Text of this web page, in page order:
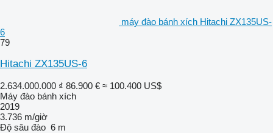
máy đào bánh xích Hitachi ZX135US-
6
79
Hitachi ZX135US-6
2.634.000.000 ₫ 86.900 € ≈ 100.400 US$
Máy đào bánh xích
2019
3.736 m/giờ
Độ sâu đào 6 m